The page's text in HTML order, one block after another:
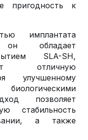
пригодность к
имплантата
обладает
SLA-SH,
отличную
улучшенному
позволяет
стабильность
а также